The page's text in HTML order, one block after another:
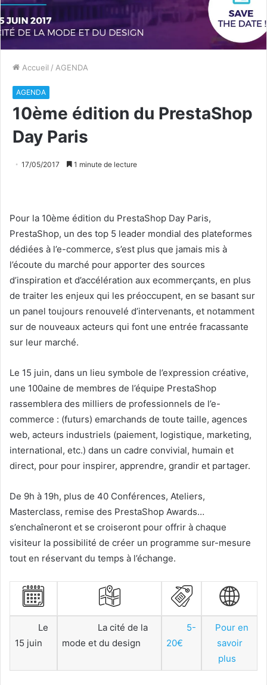
Accueil / AGENDA
AGENDA
10ème édition du PrestaShop
Day Paris
17/05/2017 1 minute de lecture
Pour la 10ème édition du PrestaShop Day Paris,
PrestaShop, un des top 5 leader mondial des plateformes
dédiées à l’e-commerce, s’est plus que jamais mis à
l’écoute du marché pour apporter des sources
d’inspiration et d’accélération aux ecommerçants, en plus
de traiter les enjeux qui les préoccupent, en se basant sur
un panel toujours renouvelé d’intervenants, et notamment
sur de nouveaux acteurs qui font une entrée fracassante
sur leur marché.
Le 15 juin, dans un lieu symbole de l’expression créative,
une 100aine de membres de l’équipe PrestaShop
rassemblera des milliers de professionnels de l’e-
commerce : (futurs) emarchands de toute taille, agences
web, acteurs industriels (paiement, logistique, marketing,
international, etc.) dans un cadre convivial, humain et
direct, pour pour inspirer, apprendre, grandir et partager.
De 9h à 19h, plus de 40 Conférences, Ateliers,
Masterclass, remise des PrestaShop Awards…
s’enchaîneront et se croiseront pour offrir à chaque
visiteur la possibilité de créer un programme sur-mesure
tout en réservant du temps à l’échange.
Le
15 juin
La cité de la
mode et du design
5-
20€
Pour en
savoir
plus